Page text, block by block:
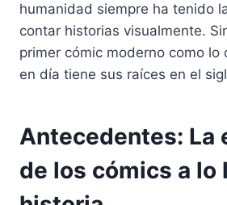
humanidad siempre ha tenido
contar historias visualmente.
primer cómic moderno como lo
en día tiene sus raíces en el
Antecedentes: La
de los cómics a lo